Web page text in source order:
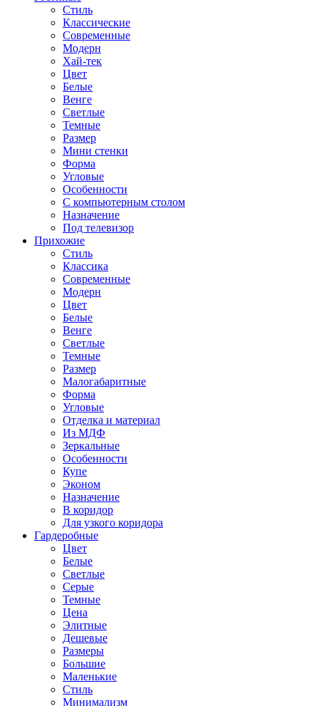
Стиль
Классические
Современные
Модерн
Хай-тек
Цвет
Белые
Венге
Светлые
Темные
Размер
Мини стенки
Форма
Угловые
Особенности
С компьютерным столом
Назначение
Под телевизор
Прихожие
Стиль
Классика
Современные
Модерн
Цвет
Белые
Венге
Светлые
Темные
Размер
Малогабаритные
Форма
Угловые
Отделка и материал
Из МДФ
Зеркальные
Особенности
Купе
Эконом
Назначение
В коридор
Для узкого коридора
Гардеробные
Цвет
Белые
Светлые
Серые
Темные
Цена
Элитные
Дешевые
Размеры
Большие
Маленькие
Стиль
Минимализм